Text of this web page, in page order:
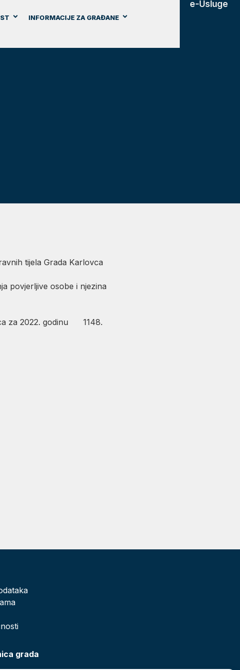
INFORMACIJE ZA GRAĐANE
e-Usluge
tijela Grada Karlovca
povjerljive osobe i njezina
za 2022. godinu 1148.
grada